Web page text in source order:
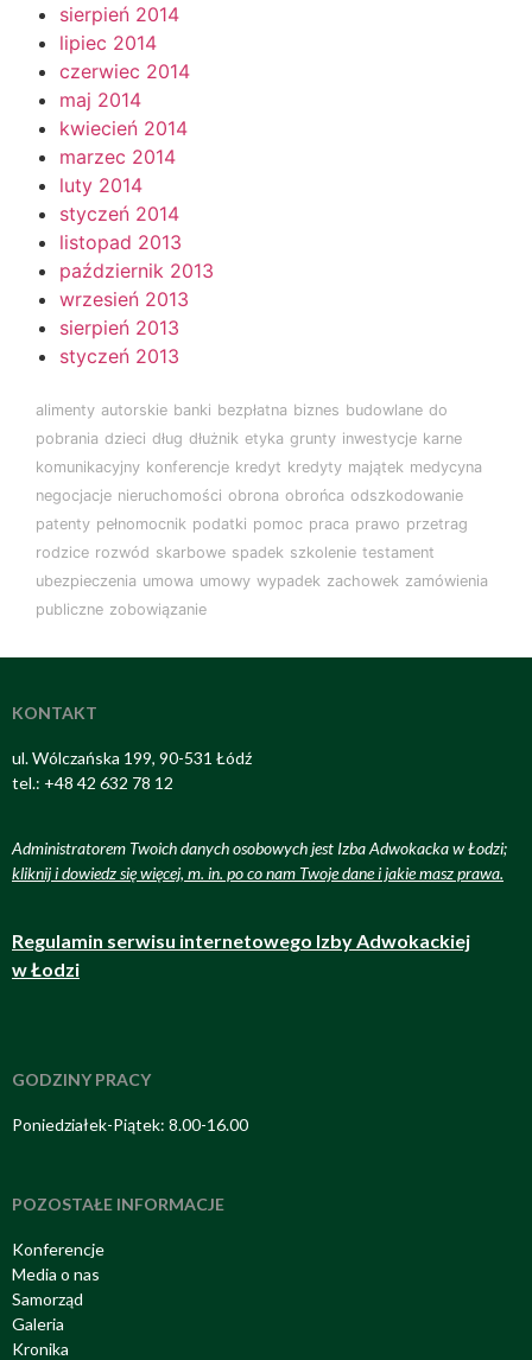
sierpień 2014
lipiec 2014
czerwiec 2014
maj 2014
kwiecień 2014
marzec 2014
luty 2014
styczeń 2014
listopad 2013
październik 2013
wrzesień 2013
sierpień 2013
styczeń 2013
alimenty autorskie banki bezpłatna biznes budowlane do
pobrania dzieci dług dłużnik etyka grunty inwestycje karne
komunikacyjny konferencje kredyt kredyty majątek medycyna
negocjacje nieruchomości obrona obrońca odszkodowanie
patenty pełnomocnik podatki pomoc praca prawo przetrag
rodzice rozwód skarbowe spadek szkolenie testament
ubezpieczenia umowa umowy wypadek zachowek zamówienia
publiczne zobowiązanie
KONTAKT
ul. Wólczańska 199, 90-531 Łódź
tel.: +48 42 632 78 12
Administratorem Twoich danych osobowych jest Izba Adwokacka w Łodzi;
kliknij i dowiedz się więcej, m. in. po co nam Twoje dane i jakie masz prawa.
Regulamin serwisu internetowego Izby Adwokackiej
w Łodzi
GODZINY PRACY
Poniedziałek-Piątek: 8.00-16.00
POZOSTAŁE INFORMACJE
Konferencje
Media o nas
Samorząd
Galeria
Kronika